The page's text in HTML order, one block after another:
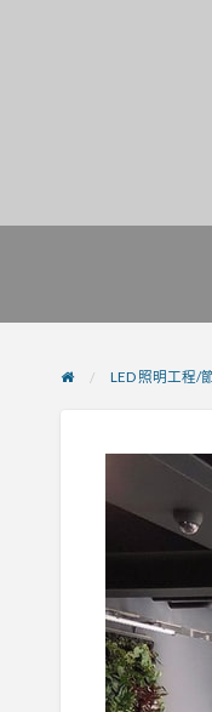
LED 照明工程/